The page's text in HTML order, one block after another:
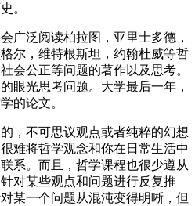
。
泛阅读柏拉图，亚里士多德，
尔，维特根斯坦，约翰杜威等哲
会公正等问题的著作以及思考。
眼光思考问题。大学最后一年，
的论文。
不可思议观点或者纯粹的幻想
难将哲学观念和你在日常生活中
系。而且，哲学课程也很少遵从
对某些观点和问题进行反复推
某一个问题从混沌变得明晰，但